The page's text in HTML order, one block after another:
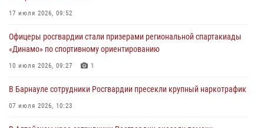
17 июля 2026, 09:52
Офицеры росгвардии стали призерами региональной спартакиады
«Динамо» по спортивному ориентированию
10 июля 2026, 09:27 1
В Барнауле сотрудники Росгвардии пресекли крупный наркотрафик
07 июля 2026, 10:23